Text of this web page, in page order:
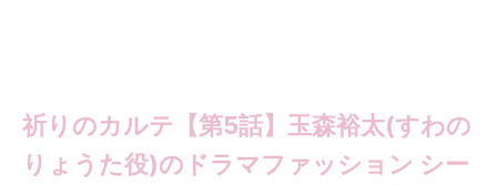
祈りのカルテ【第5話】玉森裕太(すわの
りょうた役)のドラマファッション シー